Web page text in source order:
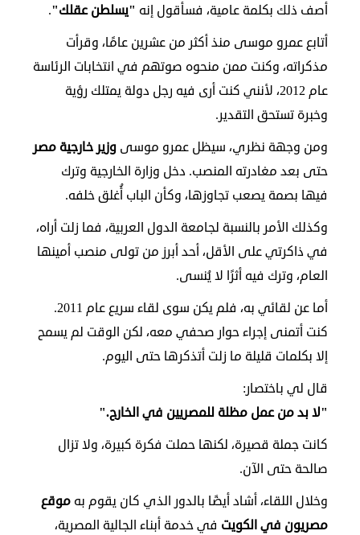
فعاليات
ومناسبات
أصف ذلك بكلمة عامية، فسأقول إنه "يسلطن عقلك".
أتابع عمرو موسى منذ أكثر من عشرين عامًا، وقرأت
مذكراته، وكنت ممن منحوه صوتهم في انتخابات الرئاسة
عام 2012، لأنني كنت أرى فيه رجل دولة يمتلك رؤية
وخبرة تستحق التقدير.
ومن وجهة نظري، سيظل عمرو موسى وزير خارجية مصر
حتى بعد مغادرته المنصب. دخل وزارة الخارجية وترك
فيها بصمة يصعب تجاوزها، وكأن الباب أُغلق خلفه.
وكذلك الأمر بالنسبة لجامعة الدول العربية، فما زلت أراه،
في ذاكرتي على الأقل، أحد أبرز من تولى منصب أمينها
العام، وترك فيه أثرًا لا يُنسى.
أما عن لقائي به، فلم يكن سوى لقاء سريع عام 2011.
كنت أتمنى إجراء حوار صحفي معه، لكن الوقت لم يسمح
إلا بكلمات قليلة ما زلت أتذكرها حتى اليوم.
قال لي باختصار:
"لا بد من عمل مظلة للمصريين في الخارج."
كانت جملة قصيرة، لكنها حملت فكرة كبيرة، ولا تزال
صالحة حتى الآن.
وخلال اللقاء، أشاد أيضًا بالدور الذي كان يقوم به موقع
مصريون في الكويت في خدمة أبناء الجالية المصرية،